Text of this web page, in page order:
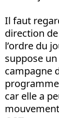
Il faut
direction de
l’ordre du
suppose
campagne
car elle a